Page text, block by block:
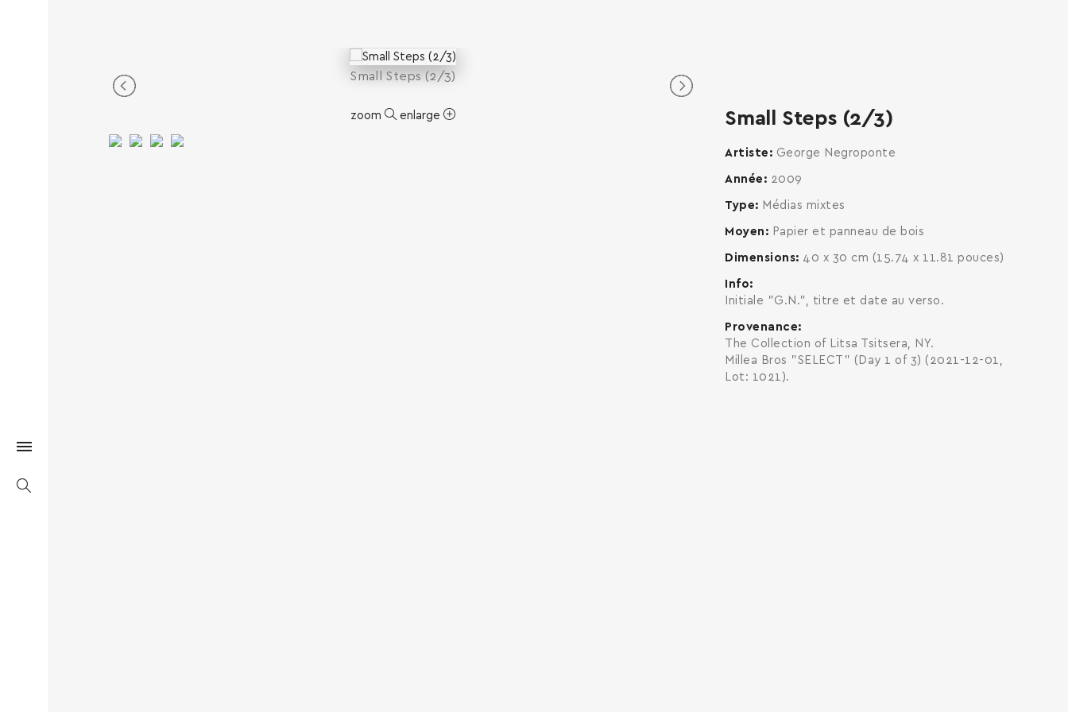
Small Steps (2/3)
zoom enlarge Small Steps (2/3)
Artiste George Negroponte
Année 2009
Type Médias mixtes
Moyen Papier et panneau de bois
Dimensions 40 x 30 cm (15.74 x 11.81 pouces)
Info
Initiale "G.N.", titre et date au verso.
Provenance
The Collection of Litsa Tsitsera, NY.
Millea Bros "SELECT" (Day 1 of 3) (2021-12-01,
Lot: 1021).